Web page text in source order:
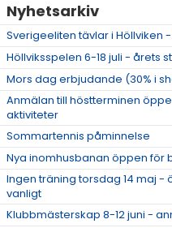
SPONSORER &
AKTUELLT/SOCIAL MEDIA
KONTAKT & OM OSS
TRYGG TENNIS
DOKUMENT
ÖPETTIDER SOMMAR
Nyhetsarkiv
Sverigeeliten tävlar i Höllviken
Höllviksspelen 6-18 juli - årets
Mors dag erbjudande (30% i
Anmälan till höstterminen
aktiviteter
Sommartennis påminnelse
Nya inomhusbanan öppen för
Ingen träning torsdag 14 maj -
vanligt
Klubbmästerskap 8-12 juni -